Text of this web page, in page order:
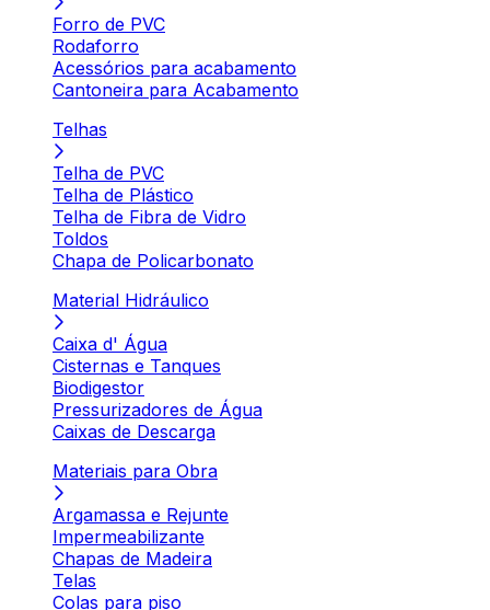
Forro de PVC
Rodaforro
Acessórios para acabamento
Cantoneira para Acabamento
Telhas
Telha de PVC
Telha de Plástico
Telha de Fibra de Vidro
Toldos
Chapa de Policarbonato
Material Hidráulico
Caixa d' Água
Cisternas e Tanques
Biodigestor
Pressurizadores de Água
Caixas de Descarga
Materiais para Obra
Argamassa e Rejunte
Impermeabilizante
Chapas de Madeira
Telas
Colas para piso